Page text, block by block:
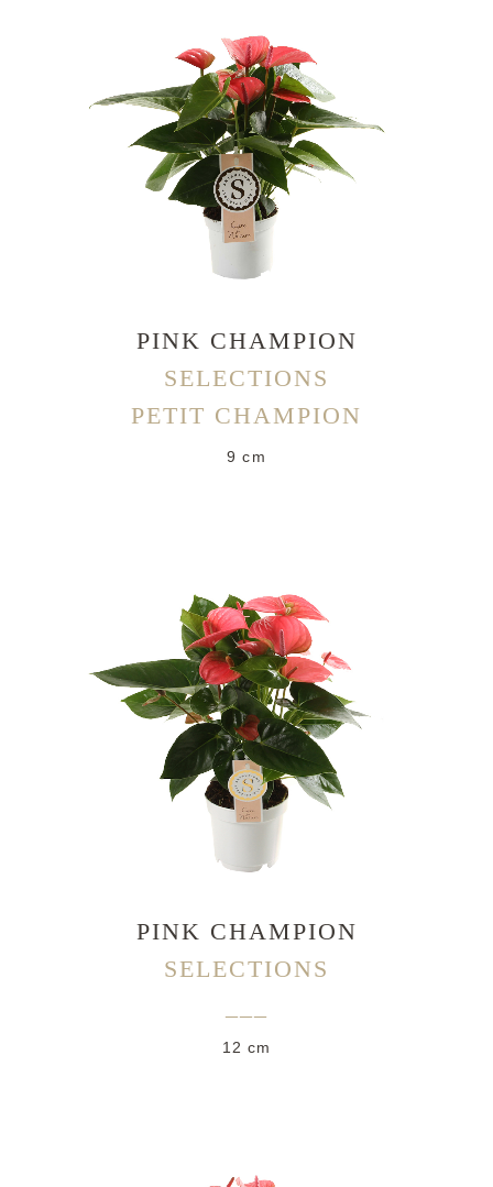
PINK CHAMPION
SELECTIONS
PETIT CHAMPION
9 cm
PINK CHAMPION
SELECTIONS
12 cm